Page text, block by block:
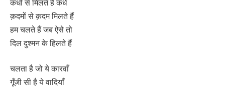
कंधों से मिलते हैं कंधे
क़दमों से क़दम मिलते हैं
हम चलते हैं जब ऐसे तो
दिल दुश्मन के हिलते हैं
चलता है जो ये कारवाँ
गूँजी सी है ये वादियाँ